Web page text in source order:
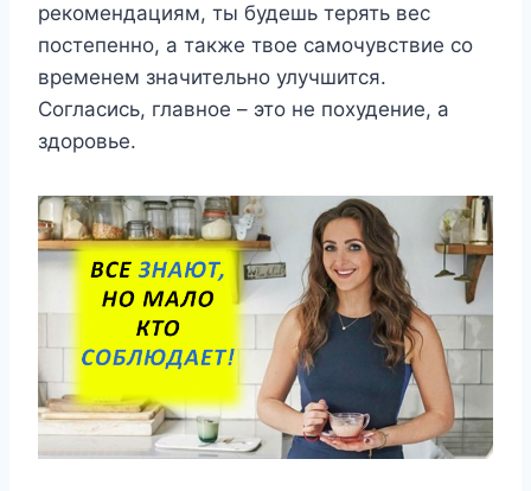
рекомендациям, ты будешь терять вес
постепенно, а также твое самочувствие со
временем значительно улучшится.
Согласись, главное – это не похудение, а
здоровье.